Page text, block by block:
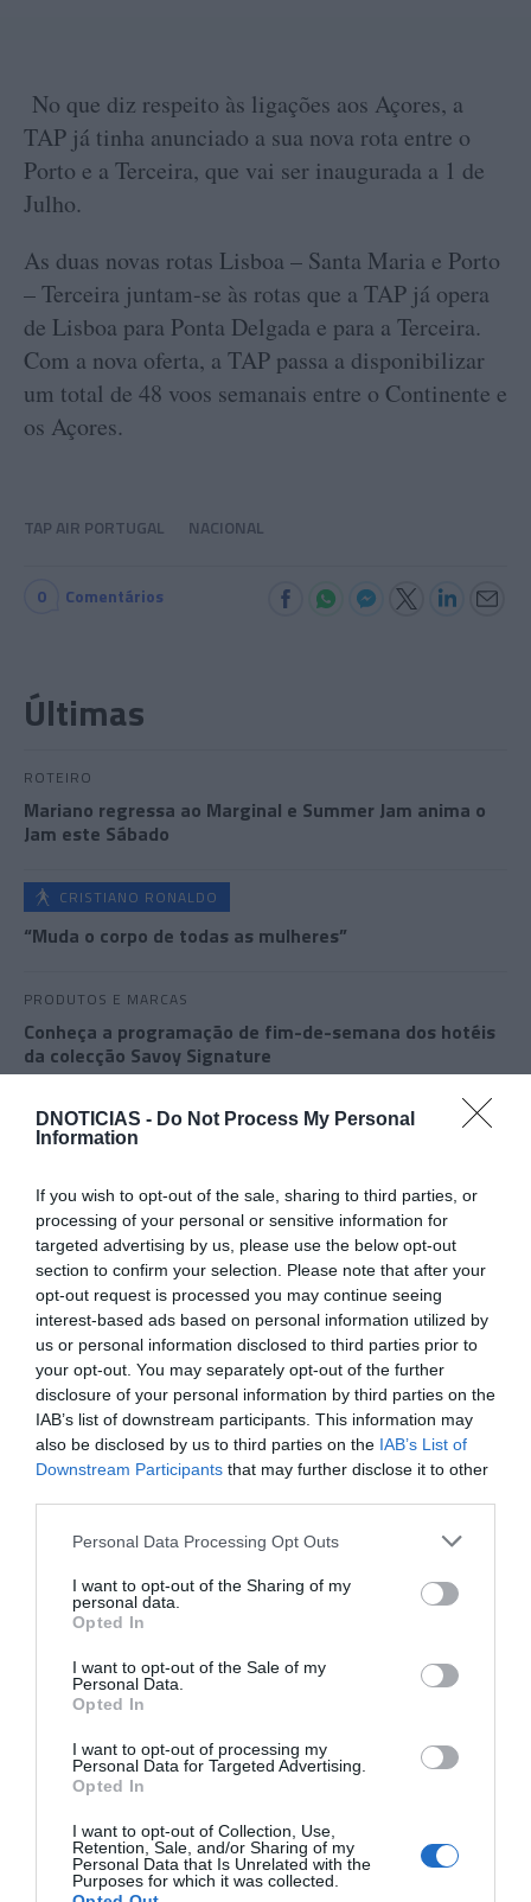
DNOTICIAS - Do Not Process My Personal
Information
If you wish to opt-out of the sale, sharing to third parties, or
processing of your personal or sensitive information for
targeted advertising by us, please use the below opt-out
section to confirm your selection. Please note that after your
opt-out request is processed you may continue seeing
interest-based ads based on personal information utilized by
us or personal information disclosed to third parties prior to
your opt-out. You may separately opt-out of the further
disclosure of your personal information by third parties on the
IAB’s list of downstream participants. This information may
also be disclosed by us to third parties on the IAB’s List of
Downstream Participants that may further disclose it to other
Please note that this website/app uses one or more Google
not limited to your visit or usage behaviour. You may click to
grant or deny consent to Google and its third-party tags to
use your data for below specified purposes in below Google
consent section.
Personal Data Processing Opt Outs
I want to opt-out of the Sharing of my
personal data.
Opted In
I want to opt-out of the Sale of my
Personal Data.
Opted In
I want to opt-out of processing my
Personal Data for Targeted Advertising.
Opted In
I want to opt-out of Collection, Use,
Retention, Sale, and/or Sharing of my
Personal Data that Is Unrelated with the
Purposes for which it was collected.
No que diz respeito às ligações aos Açores, a
TAP já tinha anunciado a sua nova rota entre o
Porto e a Terceira, que vai ser inaugurada a 1 de
Julho.
As duas novas rotas Lisboa – Santa Maria e Porto
– Terceira juntam-se às rotas que a TAP já opera
de Lisboa para Ponta Delgada e para a Terceira.
Com a nova oferta, a TAP passa a disponibilizar
um total de 48 voos semanais entre o Continente e
os Açores.
TAP AIR PORTUGAL NACIONAL
0 Comentários
Últimas
ROTEIRO
Mariano regressa ao Marginal e Summer Jam anima o
Jam este Sábado
CRISTIANO RONALDO
“Muda o corpo de todas as mulheres”
PRODUTOS E MARCAS
Conheça a programação de fim-de-semana dos hotéis
da colecção Savoy Signature
PortoBay reforça eficiência hídrica e
energética
18 Mai 10:18